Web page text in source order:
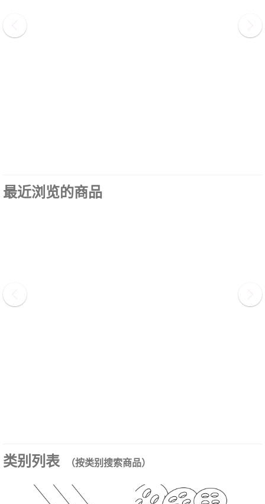
最近浏览的商品
类别列表 （按类别搜索商品）